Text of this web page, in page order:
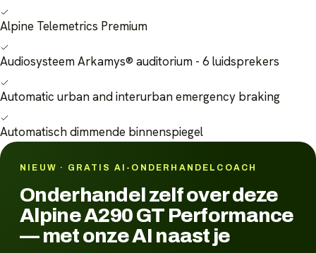
Alpine Telemetrics Premium
Audiosysteem Arkamys® auditorium - 6 luidsprekers
Automatic urban and interurban emergency braking
Automatisch dimmende binnenspiegel
NIEUW · GRATIS AI-ONDERHANDELCOACH
Onderhandel zelf over deze
Alpine A290 GT Performance
— met onze AI naast je